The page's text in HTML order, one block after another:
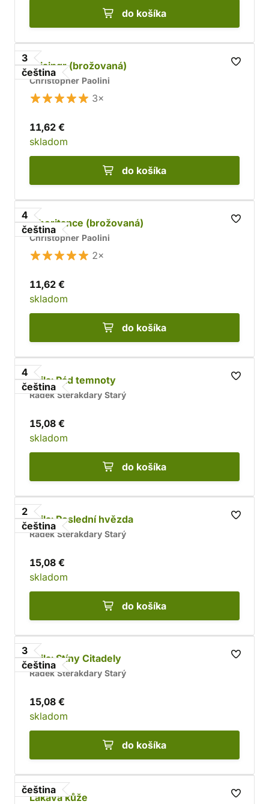
do košíka
3
čeština
Brisingr (brožovaná)
Christopher Paolini
3×
11,62 €
skladom
do košíka
4
čeština
Inheritance (brožovaná)
Christopher Paolini
2×
11,62 €
skladom
do košíka
4
čeština
Arila: Pád temnoty
Radek Sterakdary Starý
15,08 €
skladom
do košíka
2
čeština
Arila: Poslední hvězda
Radek Sterakdary Starý
15,08 €
skladom
do košíka
3
čeština
Arila: Stíny Citadely
Radek Sterakdary Starý
15,08 €
skladom
do košíka
čeština
Lákavá kůže